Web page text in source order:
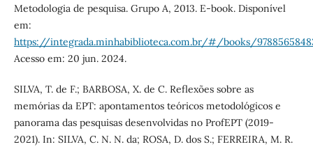
Metodologia de pesquisa. Grupo A, 2013. E-book. Disponível
em:
https://integrada.minhabiblioteca.com.br/#/books/
Acesso em: 20 jun. 2024.
SILVA, T. de F.; BARBOSA, X. de C. Reflexões sobre as
memórias da EPT: apontamentos teóricos metodológicos e
panorama das pesquisas desenvolvidas no ProfEPT (2019-
2021). In: SILVA, C. N. N. da; ROSA, D. dos S.; FERREIRA, M. R.